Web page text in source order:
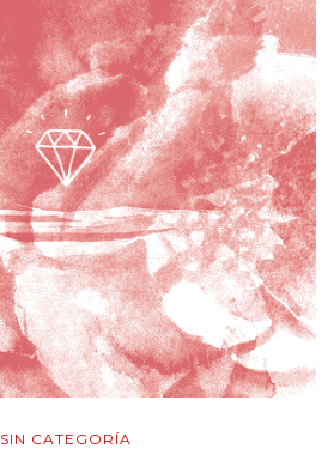
SIN CATEGORÍA